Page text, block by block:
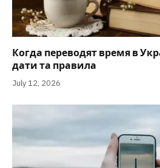
Когда переводят время в
дати та правила
July 12, 2026